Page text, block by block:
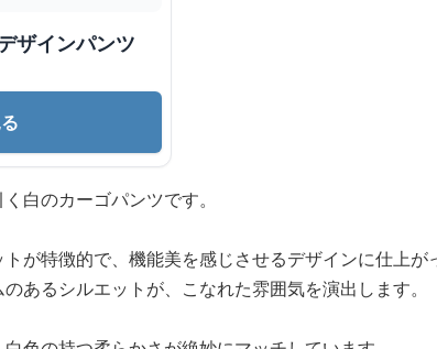
ザインパンツ
白のカーゴパンツです。
が特徴的で、機能美を感じさせるデザインに仕上が
あるシルエットが、こなれた雰囲気を演出します。